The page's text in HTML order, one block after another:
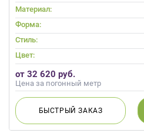
Материал:
Форма:
Стиль:
Цвет:
от 32 620 руб.
Цена за погонный метр
БЫСТРЫЙЗАКАЗ